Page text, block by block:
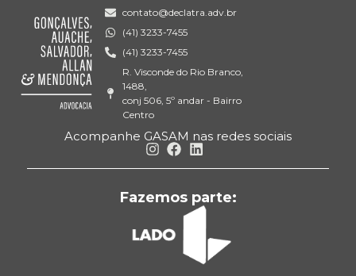
contato@declatra.adv.br
(41) 3233-7455
(41) 3233-7455
R. Visconde do Rio Branco,
1488,
conj 506, 5º andar - Bairro
Centro
Acompanhe GASAM nas redes sociais
Fazemos parte: